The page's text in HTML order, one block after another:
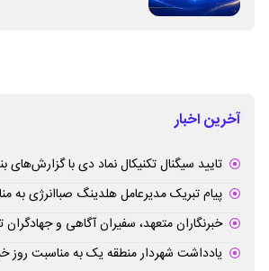
آخرین اخبار
تایید سیگنال تکنیکال نماد دی با گزارش‌های
پیام تبریک مدیرعامل هلدینگ صباانرژی به
خبرنگاران متعهد، سفیران آگاهی و
یادداشت شهردار منطقه یک به مناسبت روز